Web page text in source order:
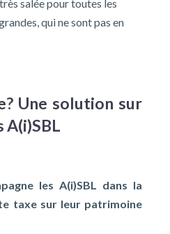
salée pour toutes les
qui ne sont pas en
Une solution sur
A(i)SBL
les A(i)SBL dans la
taxe sur leur patrimoine